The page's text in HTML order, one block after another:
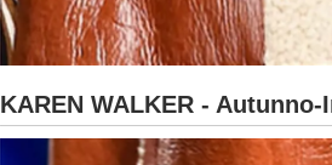
KAREN WALKER -